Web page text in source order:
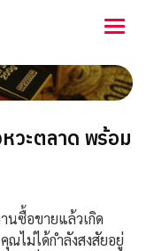
วะตลาด พร้อม
นซื้อขายแล้วเกิด
ไม่ได้กำลังสงสัยอยู่